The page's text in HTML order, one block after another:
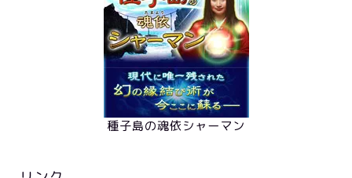
種子島の魂依シャーマン